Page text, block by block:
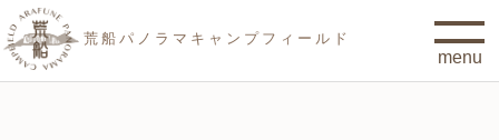
荒船パノラマキャンプフィールド